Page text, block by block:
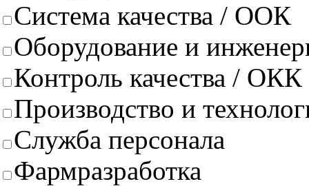
Система качества / ООК
Оборудование и
Контроль качества / ОКК
Производство и
Служба персонала
Фармразработка